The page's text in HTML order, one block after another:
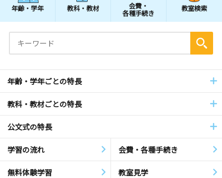
年齢・学年 教科・教材 会費・
各種手続き
教室検索
年齢・学年ごとの特長
教科・教材ごとの特長
公文式の特長
学習の流れ 会費・各種手続き
無料体験学習 教室見学